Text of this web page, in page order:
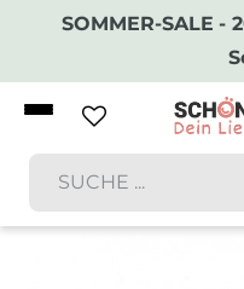
SOMMER-SALE -